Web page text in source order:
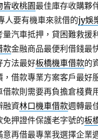
皆收桃園最佳庫存收購夥
人要有機車來就借的jy娛
量汽車抵押，貸困難救援
款金融商品最便利借錢最
方法最好板橋機車借款的
，借款專業方案客戶最好
借款則需要再負擔倉棧費
融資林口機車借款週轉最
免押證件保護老字號的板
意再借最專業我選擇企業